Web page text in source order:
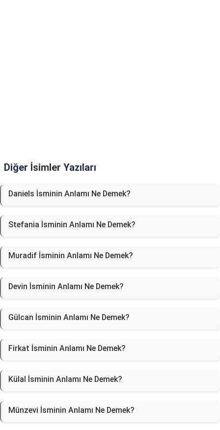
Diğer İsimler Yazıları
Daniels İsminin Anlamı Ne Demek?
Stefania İsminin Anlamı Ne Demek?
Muradif İsminin Anlamı Ne Demek?
Devin İsminin Anlamı Ne Demek?
Gülcan İsminin Anlamı Ne Demek?
Firkat İsminin Anlamı Ne Demek?
Külal İsminin Anlamı Ne Demek?
Münzevi İsminin Anlamı Ne Demek?